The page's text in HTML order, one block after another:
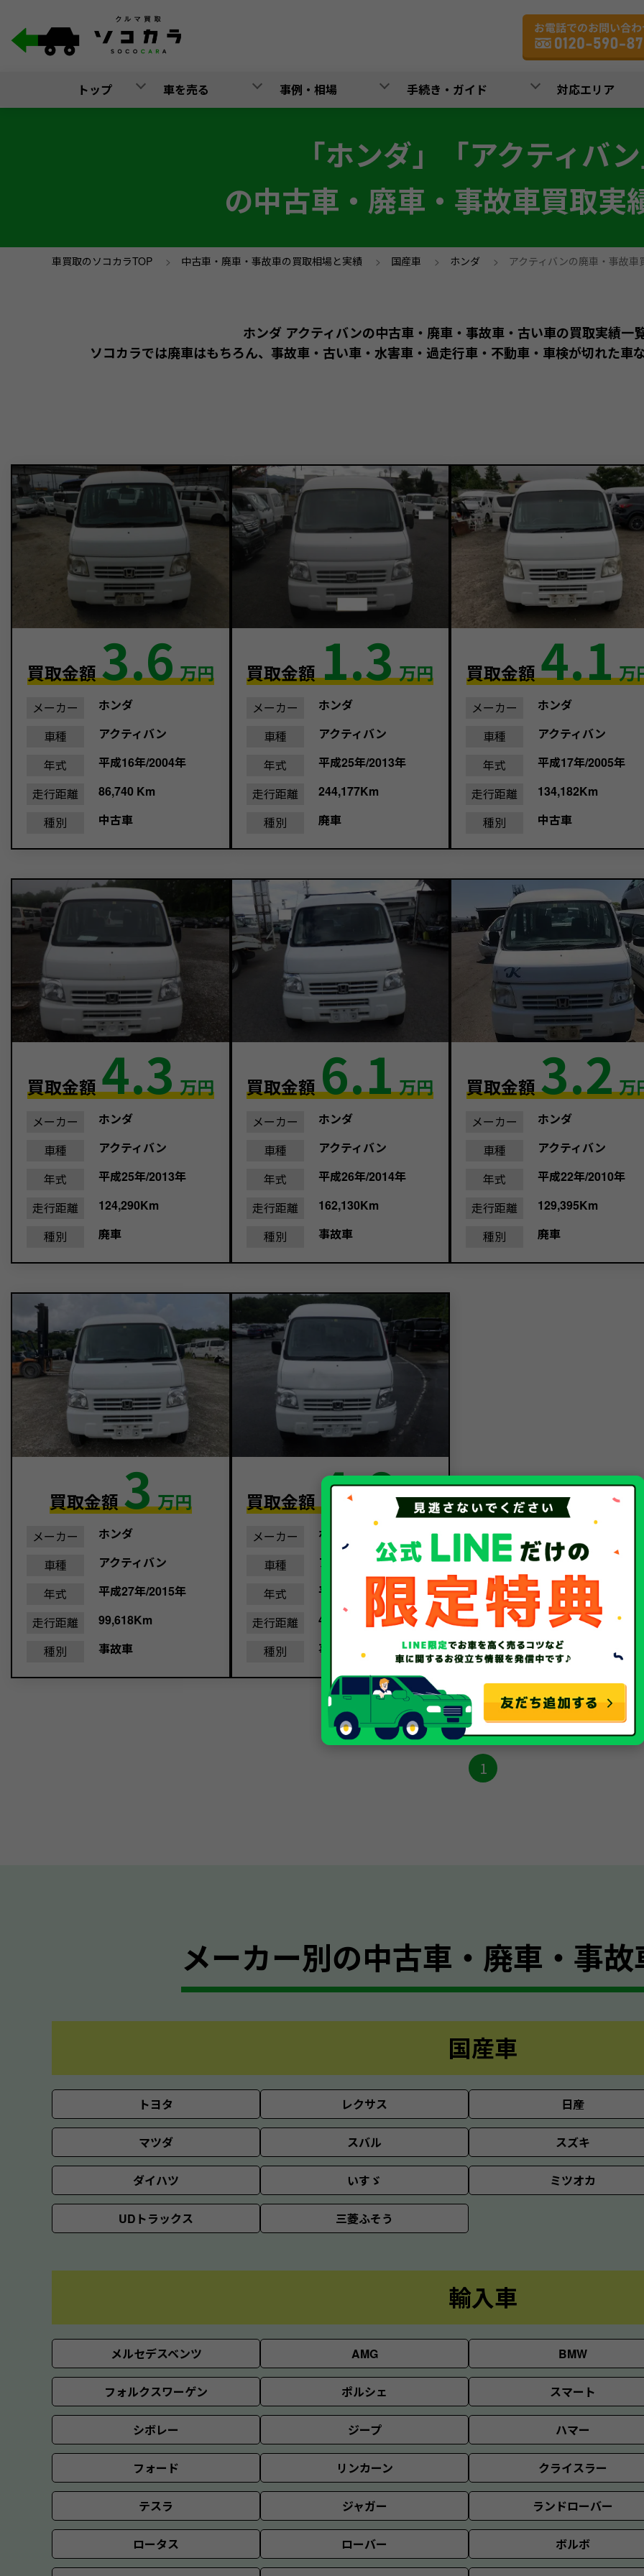
トップ 車を売る 事例・相場 手続き・ガイド 対応エリア
「ホンダ」「アクティバ
の中古車・廃車・事故車買取実
車買取のソコカラTOP > 中古車・廃車・事故車の買取相場と実績 > 国産車 > ホンダ > アクティバンの廃車・事故車
ホンダ アクティバンの中古車・廃車・事故車・古い車の買取実績一
ソコカラでは廃車はもちろん、事故車・古い車・水害車・過走行車・不動車・車検が切れた車
買取金額3.6 万円
メーカー
ホンダ
車種
アクティバン
年式
平成16年/2004年
走行距離
86,740 Km
種別
中古車
買取金額1.3 万円
メーカー
ホンダ
車種
アクティバン
年式
平成25年/2013年
走行距離
244,177Km
種別
廃車
買取金額4.1 万
メーカー
ホンダ
車種
アクティバン
年式
平成17年/2005年
走行距離
134,182Km
種別
中古車
買取金額4.3 万円
メーカー
ホンダ
車種
アクティバン
年式
平成25年/2013年
走行距離
124,290Km
種別
廃車
買取金額6.1 万円
メーカー
ホンダ
車種
アクティバン
年式
平成26年/2014年
走行距離
162,130Km
種別
事故車
買取金額3.2 万
メーカー
ホンダ
車種
アクティバン
年式
平成22年/2010年
走行距離
129,395Km
種別
廃車
買取金額3 万円
メーカー
ホンダ
車種
アクティバン
年式
平成27年/2015年
走行距離
99,618Km
種別
事故車
買取金額4.6 万円
メーカー
ホンダ
車種
アクティバン
年式
平成30年/2018年
走行距離
49,387Km
種別
事故車
1
メーカー別の中古車・廃車・事
国産車
トヨタ レクサス 日産
マツダ スバル スズキ
ダイハツ いすゞ ミツオカ
UDトラックス 三菱ふそう
輸入車
メルセデスベンツ AMG BMW
フォルクスワーゲン ポルシェ スマート
シボレー ジープ ハマー
フォード リンカーン クライスラー
テスラ ジャガー ランドローバー
ロータス ローバー ボルボ